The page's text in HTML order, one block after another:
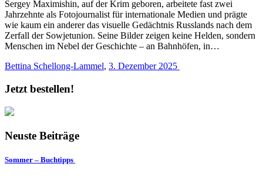
Sergey Maximishin, auf der Krim geboren, arbeitete fast zwei
Jahrzehnte als Fotojournalist für internationale Medien und prägte
wie kaum ein anderer das visuelle Gedächtnis Russlands nach dem
Zerfall der Sowjetunion. Seine Bilder zeigen keine Helden, sondern
Menschen im Nebel der Geschichte – an Bahnhöfen, in…
Bettina Schellong-Lammel, 3. Dezember 2025
Jetzt bestellen!
Neuste Beiträge
Sommer – Buchtipps